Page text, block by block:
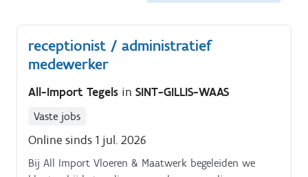
receptionist / administratief
medewerker
All-Import Tegels in SINT-GILLIS-WAAS
Vaste jobs
Online sinds 1 jul. 2026
Bij All Import Vloeren & Maatwerk begeleiden we